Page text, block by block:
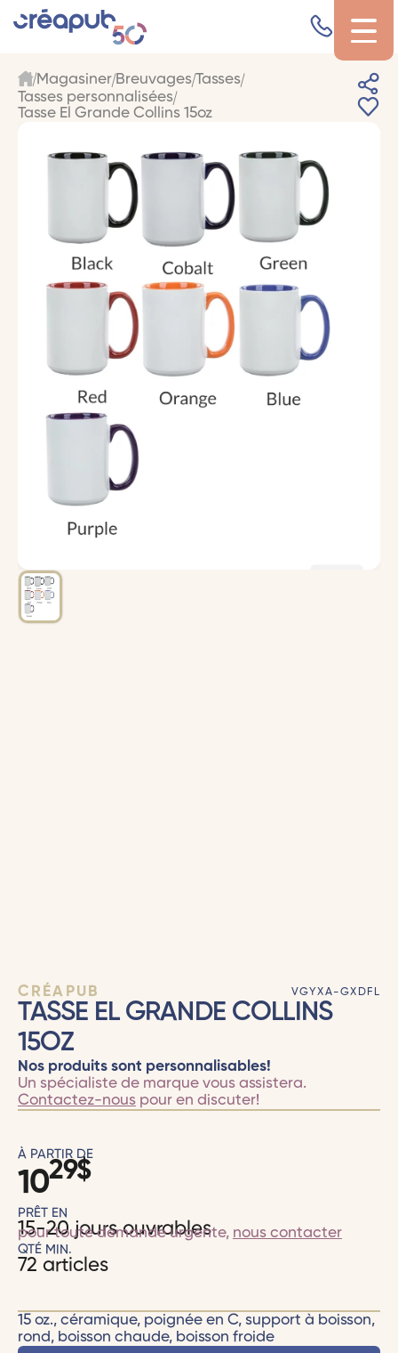
Magasiner Breuvages Tasses
Tasses personnalisées
Tasse El Grande Collins 15oz
CRÉAPUB VGYXA-GXDFL
TASSE EL GRANDE COLLINS
15OZ
Nos produits sont personnalisables!
Un spécialiste de marque vous assistera.
Contactez-nouspour en discuter!
À PARTIR DE
1029$
PRÊT EN
15-20 jours ouvrables
pour toute demande urgente, nous contacter
QTÉ MIN.
72 articles
15 oz., céramique, poignée en C, support à boisson,
rond, boisson chaude, boisson froide